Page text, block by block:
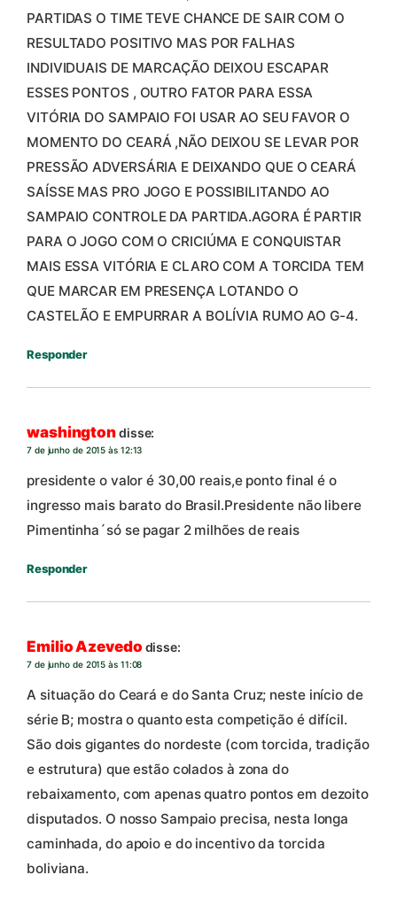
PARTIDAS O TIME TEVE CHANCE DE SAIR COM O
RESULTADO POSITIVO MAS POR FALHAS
INDIVIDUAIS DE MARCAÇÃO DEIXOU ESCAPAR
ESSES PONTOS , OUTRO FATOR PARA ESSA
VITÓRIA DO SAMPAIO FOI USAR AO SEU FAVOR O
MOMENTO DO CEARÁ ,NÃO DEIXOU SE LEVAR POR
PRESSÃO ADVERSÁRIA E DEIXANDO QUE O CEARÁ
SAÍSSE MAS PRO JOGO E POSSIBILITANDO AO
SAMPAIO CONTROLE DA PARTIDA.AGORA É PARTIR
PARA O JOGO COM O CRICIÚMA E CONQUISTAR
MAIS ESSA VITÓRIA E CLARO COM A TORCIDA TEM
QUE MARCAR EM PRESENÇA LOTANDO O
CASTELÃO E EMPURRAR A BOLÍVIA RUMO AO G-4.
Responder
washingtondisse:
7 de junho de 2015 às 12:13
presidente o valor é 30,00 reais,e ponto final é o
ingresso mais barato do Brasil.Presidente não libere
Pimentinha´só se pagar 2 milhões de reais
Responder
Emilio Azevedo disse:
7 de junho de 2015 às 11:08
A situação do Ceará e do Santa Cruz; neste início de
série B; mostra o quanto esta competição é difícil.
São dois gigantes do nordeste (com torcida, tradição
e estrutura) que estão colados à zona do
rebaixamento, com apenas quatro pontos em dezoito
disputados. O nosso Sampaio precisa, nesta longa
caminhada, do apoio e do incentivo da torcida
boliviana.